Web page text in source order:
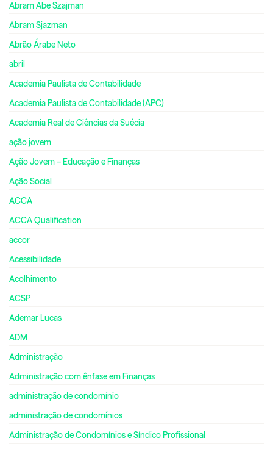
Abram Abe Szajman
Abram Sjazman
Abrão Árabe Neto
abril
Academia Paulista de Contabilidade
Academia Paulista de Contabilidade (APC)
Academia Real de Ciências da Suécia
ação jovem
Ação Jovem – Educação e Finanças
Ação Social
ACCA
ACCA Qualification
accor
Acessibilidade
Acolhimento
ACSP
Ademar Lucas
ADM
Administração
Administração com ênfase em Finanças
administração de condomínio
administração de condomínios
Administração de Condomínios e Síndico Profissional